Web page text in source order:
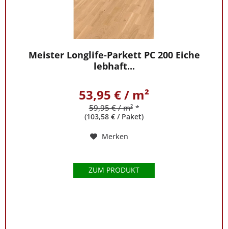
Meister Longlife-Parkett PC 200 Eiche
lebhaft...
53,95 € / m²
59,95 € / m² *
(103,58 € / Paket)
Merken
ZUM PRODUKT